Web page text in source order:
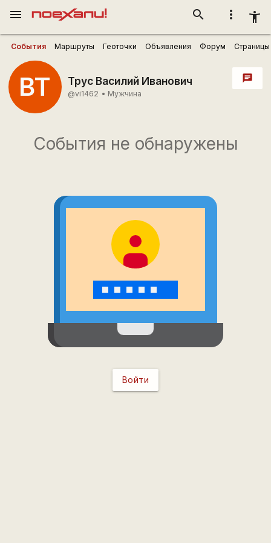
more_vert accessibility_new
search
menu
События Маршруты Геоточки Объявления Форум Страницы
ВТ Трус Василий Иванович
@vi1462 • Мужчина
chat
События не обнаружены
Войти